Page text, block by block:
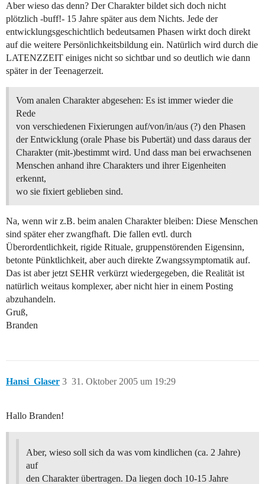
Aber wieso das denn? Der Charakter bildet sich doch nicht
plötzlich -buff!- 15 Jahre später aus dem Nichts. Jede der
entwicklungsgeschichtlich bedeutsamen Phasen wirkt doch direkt
auf die weitere Persönlichkeitsbildung ein. Natürlich wird durch die
LATENZZEIT einiges nicht so sichtbar und so deutlich wie dann
später in der Teenagerzeit.
Vom analen Charakter abgesehen: Es ist immer wieder die
Rede
von verschiedenen Fixierungen auf/von/in/aus (?) den Phasen
der Entwicklung (orale Phase bis Pubertät) und dass daraus der
Charakter (mit-)bestimmt wird. Und dass man bei erwachsenen
Menschen anhand ihre Charakters und ihrer Eigenheiten
erkennt,
wo sie fixiert geblieben sind.
Na, wenn wir z.B. beim analen Charakter bleiben: Diese Menschen
sind später eher zwangfhaft. Die fallen evtl. durch
Überordentlichkeit, rigide Rituale, gruppenstörenden Eigensinn,
betonte Pünktlichkeit, aber auch direkte Zwangssymptomatik auf.
Das ist aber jetzt SEHR verkürzt wiedergegeben, die Realität ist
natürlich weitaus komplexer, aber nicht hier in einem Posting
abzuhandeln.
Gruß,
Branden
Hansi_Glaser 31. Oktober 2005 um 19:29
3
Hallo Branden!
Aber, wieso soll sich da was vom kindlichen (ca. 2 Jahre)
auf
den Charakter übertragen. Da liegen doch 10-15 Jahre